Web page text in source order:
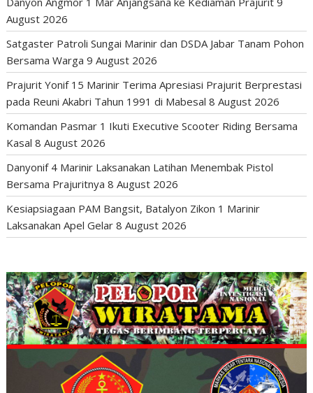
August 2026
Satgaster Patroli Sungai Marinir dan DSDA Jabar Tanam Pohon
Bersama Warga 9 August 2026
Prajurit Yonif 15 Marinir Terima Apresiasi Prajurit Berprestasi
pada Reuni Akabri Tahun 1991 di Mabesal 8 August 2026
Komandan Pasmar 1 Ikuti Executive Scooter Riding Bersama
Kasal 8 August 2026
Danyonif 4 Marinir Laksanakan Latihan Menembak Pistol
Bersama Prajuritnya 8 August 2026
Kesiapsiagaan PAM Bangsit, Batalyon Zikon 1 Marinir
Laksanakan Apel Gelar 8 August 2026